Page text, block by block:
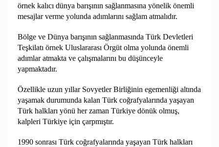
örnek kalıcı dünya barışının sağlanmasına yönelik önemli
mesajlar verme yolunda adımlarını sağlam atmalıdır.
Bölge ve Dünya barışının sağlanmasında Türk Devletleri
Teşkilatı örnek Uluslararası Örgüt olma yolunda önemli
adımlar atmakta ve çalışmalarını bu düşünceyle
yapmaktadır.
Özellikle uzun yıllar Sovyetler Birliğinin egemenliği altında
yaşamak durumunda kalan Türk coğrafyalarında yaşayan
Türk halkları yönü her zaman Türkiye dönük olmuş,
kalpleri Türkiye için çarpmıştır.
1990 sonrası Türk coğrafyalarında yaşayan Türk halkları